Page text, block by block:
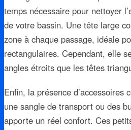
temps nécessaire pour nettoyer
de votre bassin. Une tête large
zone à chaque passage, idéale
rectangulaires. Cependant, elle
angles étroits que les têtes
Enfin, la présence d’accessoires
une sangle de transport ou des
apporte un réel confort. Ces